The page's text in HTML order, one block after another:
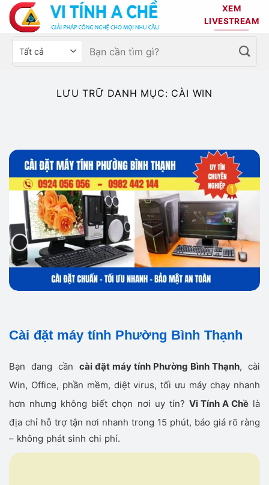
Bỏ
qua
nội
dung
XEM
LIVESTREAM
Chọn
Tìm
kiếm:
LƯU TRỮ DANH MỤC: CÀI WIN
Cài đặt máy tính Phường Bình Thạnh
Bạn đang cần cài đặt máy tính Phường Bình Thạnh, cài
Win, Office, phần mềm, diệt virus, tối ưu máy chạy nhanh
hơn nhưng không biết chọn nơi uy tín? Vi Tính A Chềlà
địa chỉ hỗ trợ tận nơi nhanh trong 15 phút, báo giá rõ ràng
– không phát sinh chi phí.